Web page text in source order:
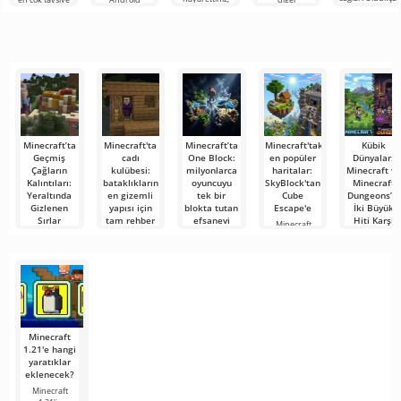
sağlayan
Minecraft’ta
Geçmiş
Çağların
Kalıntıları:
Yeraltında
Gizlenen
Sırlar
altından eski
Minecraft'ta
cadı
kulübesi:
bataklıkların
en gizemli
yapısı için
tam rehber
Minecraft’ta
One Block:
milyonlarca
oyuncuyu
tek bir
blokta tutan
efsanevi
Minecraft'taki
en popüler
haritalar:
SkyBlock'tan
Cube
Escape'e
Minecraft
Kübik
Dünyalar:
Minecraft ve
Minecraft
Dungeons’ın
İki Büyük
Hiti Karşı
Minecraft
1.21'e hangi
yaratıklar
eklenecek?
Minecraft